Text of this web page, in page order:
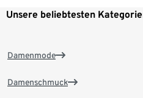
Unsere beliebtesten
Damenmode
Damenschmuck